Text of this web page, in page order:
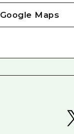
Google Maps